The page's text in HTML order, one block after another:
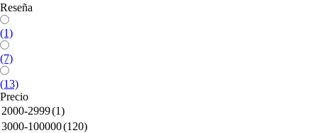
Reseña
(1)
(7)
(13)
Precio
2000-2999(1)
3000-100000(120)